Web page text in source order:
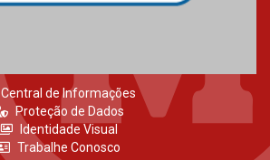
Central de Informações
Proteção de Dados
Identidade Visual
Trabalhe Conosco